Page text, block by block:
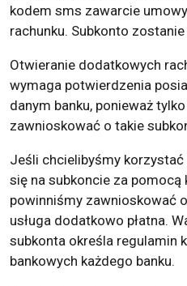
kodem sms zawarcie
rachunku. Subkonto
Otwieranie dodatkowych
wymaga potwierdzenia
danym banku, ponieważ
zawnioskować o takie
Jeśli chcielibyśmy
się na subkoncie za
powinniśmy zawnioskować
usługa dodatkowo płatna.
subkonta określa regulamin
bankowych każdego banku.